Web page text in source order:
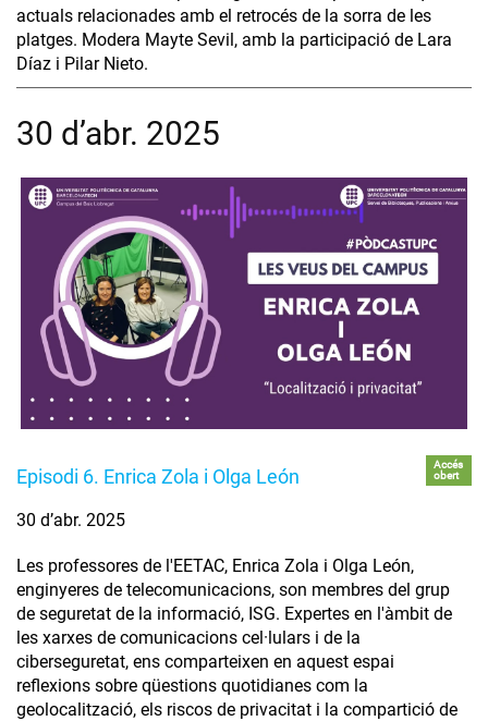
actuals relacionades amb el retrocés de la sorra de les
platges. Modera Mayte Sevil, amb la participació de Lara
Díaz i Pilar Nieto.
30 d’abr. 2025
Episodi 6. Enrica Zola i Olga León
Accés
obert
30 d’abr. 2025
Les professores de l'EETAC, Enrica Zola i Olga León,
enginyeres de telecomunicacions, son membres del grup
de seguretat de la informació, ISG. Expertes en l'àmbit de
les xarxes de comunicacions cel·lulars i de la
ciberseguretat, ens comparteixen en aquest espai
reflexions sobre qüestions quotidianes com la
geolocalització, els riscos de privacitat i la compartició de